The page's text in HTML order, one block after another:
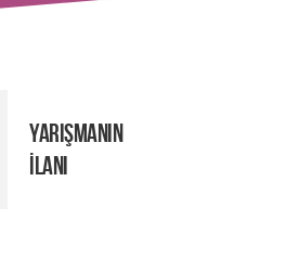
YARIŞMANIN
İLANI